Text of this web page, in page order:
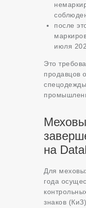
после
июля
Это
продавцов
спецодежды
на
Для
года
знаков